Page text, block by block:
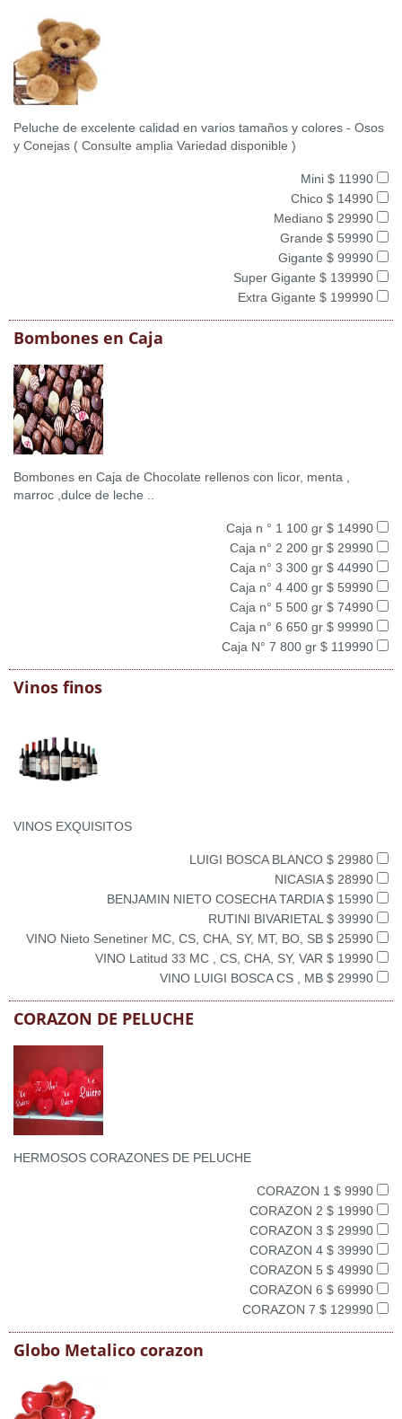
Peluche de excelente calidad en varios tamaños y colores - Osos
y Conejas ( Consulte amplia Variedad disponible )
Mini $ 11990
Chico $ 14990
Mediano $ 29990
Grande $ 59990
Gigante $ 99990
Super Gigante $ 139990
Extra Gigante $ 199990
Bombones en Caja
Bombones en Caja de Chocolate rellenos con licor, menta ,
marroc ,dulce de leche ..
Caja n ° 1 100 gr $ 14990
Caja n° 2 200 gr $ 29990
Caja n° 3 300 gr $ 44990
Caja n° 4 400 gr $ 59990
Caja n° 5 500 gr $ 74990
Caja n° 6 650 gr $ 99990
Caja N° 7 800 gr $ 119990
Vinos finos
VINOS EXQUISITOS
LUIGI BOSCA BLANCO $ 29980
NICASIA $ 28990
BENJAMIN NIETO COSECHA TARDIA $ 15990
RUTINI BIVARIETAL $ 39990
VINO Nieto Senetiner MC, CS, CHA, SY, MT, BO, SB $ 25990
VINO Latitud 33 MC , CS, CHA, SY, VAR $ 19990
VINO LUIGI BOSCA CS , MB $ 29990
CORAZON DE PELUCHE
HERMOSOS CORAZONES DE PELUCHE
CORAZON 1 $ 9990
CORAZON 2 $ 19990
CORAZON 3 $ 29990
CORAZON 4 $ 39990
CORAZON 5 $ 49990
CORAZON 6 $ 69990
CORAZON 7 $ 129990
Globo Metalico corazon